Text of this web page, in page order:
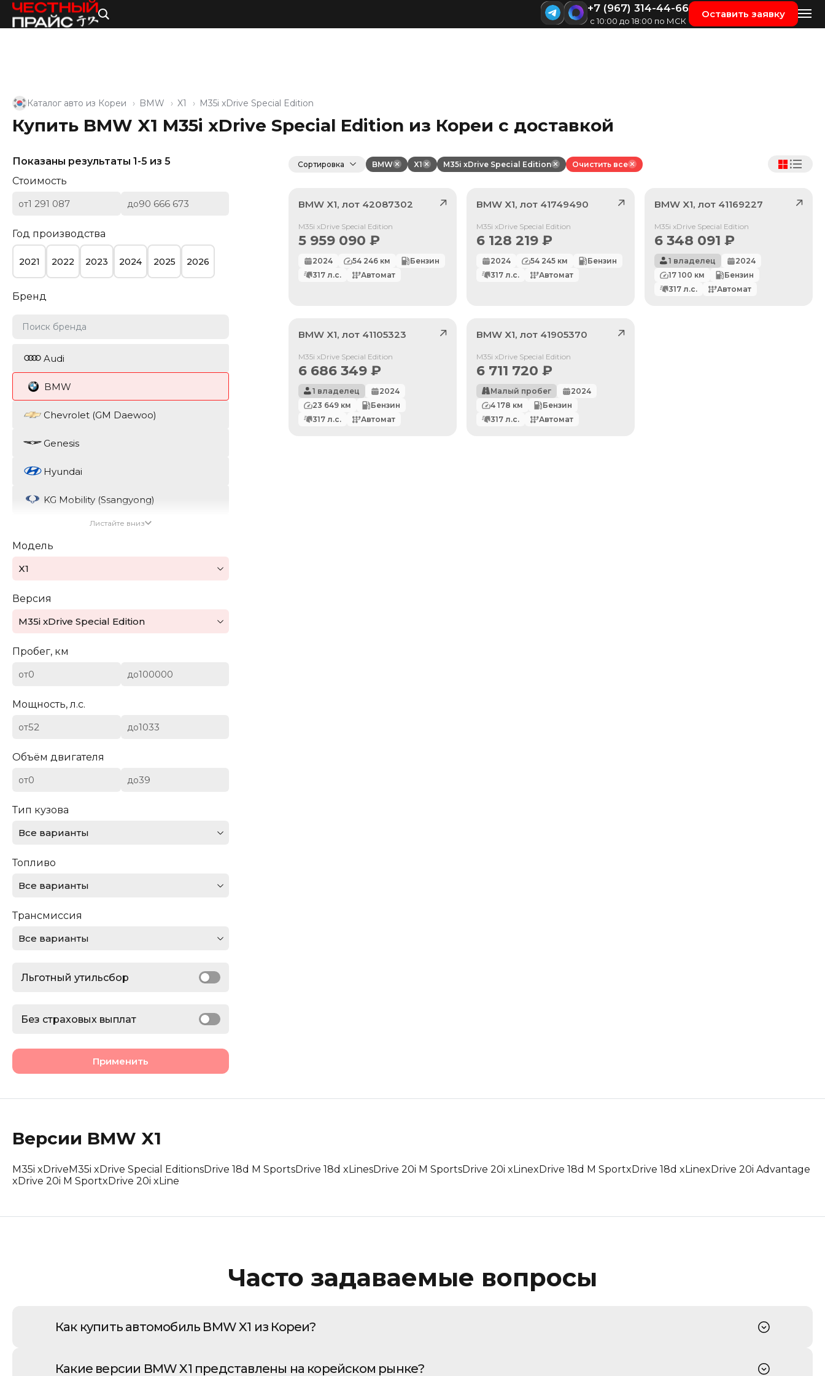
+7 (967) 314-44-66
с 10:00 до 18:00 по МСК
Оставить заявку
Показаны результаты 1-5 из 5
Стоимость
от до
Год производства
2021 2022 2023 2024 2025 2026
Льготный утильсбор
Бренд
Audi
BMW
Chevrolet (GM Daewoo)
Genesis
Hyundai
KG Mobility (Ssangyong)
Chevrolet
Dodge
Ferrari
Ford
Jeep
Mclaren
Листайте вниз
Модель
X1
Версия
M35i xDrive Special Edition
Пробег, км
от до
Мощность, л.с.
от до
Объём двигателя
от до
Тип кузова
Все варианты
Топливо
Все варианты
Трансмиссия
Все варианты
Без страховых выплат
Применить
Каталог авто из Кореи BMW X1 M35i xDrive Special Edition
Купить BMW X1 M35i xDrive Special Edition из Кореи с доставкой
Сортировка BMW X1 M35i xDrive Special Edition Очистить все
BMW X1, лот 42087302
Продан
M35i xDrive Special Edition
5 959 090 ₽
2024 54 246 км
Бензин
317 л.с. Автомат
BMW X1, лот 41749490
Продан
M35i xDrive Special Edition
6 128 219₽
2024 54 245км
Бензин
317л.с. Автомат
BMW X1, лот 41169227
Продан
M35i xDrive Special Edition
6 348 091 ₽
1 владелец
2024
17 100 км
Бензин
317л.с. Автомат
BMW X1, лот 41105323
Продан
M35i xDrive Special Edition
6 686 349 ₽
1 владелец
2024
23 649 км
Бензин
317 л.с. Автомат
BMW X1, лот 41905370
Продан
M35i xDrive Special Edition
6 711 720 ₽
Малый пробег
2024
4 178 км
Бензин
317л.с. Автомат
Версии BMW X1
M35i xDriveM35i xDrive Special EditionsDrive 18d M SportsDrive 18d xLinesDrive 20i M SportsDrive 20i xLinexDrive 18d M SportxDrive 18d xLinexDrive 20i Advantage
xDrive 20i M SportxDrive 20i xLine
Часто задаваемые вопросы
Как купить автомобиль BMW X1 из Кореи?
простой и прозрачный процесс. Наш полный цикл импорта начинается с тщательного подбора автомобиля на ведущих корейских аукционах и
Какие версии BMW X1 представлены на корейском рынке?